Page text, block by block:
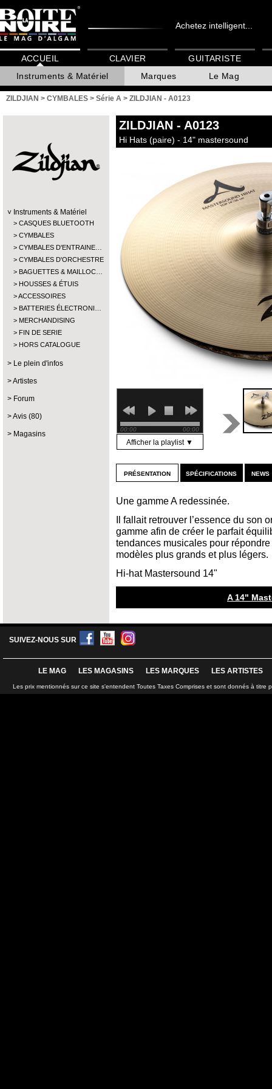
Achetez intelligent...
ACCUEIL
Instruments & Matériel
Marques Le Mag
CLAVIER GUITARISTE
ZILDJIAN > CYMBALES > Série A > ZILDJIAN - A0123
Instruments & Matériel
CASQUES BLUETOOTH
CYMBALES
CYMBALES D'ENTRAINE…
CYMBALES D'ORCHESTRE
BAGUETTES & MAILLOC…
HOUSSES & ÉTUIS
ACCESSOIRES
BATTERIES ÉLECTRONI…
MERCHANDISING
FIN DE SERIE
HORS CATALOGUE
Le plein d'infos
Artistes
Forum
Avis (80)
Magasins
ZILDJIAN - A0123
Hi Hats (paire) - 14" mastersound
00:00 00:00
Afficher la playlist ▼
présentation
Une gamme A redessinée.
Il fallait retrouver l’essence du son
gamme afin de créer le parfait
tendances musicales pour
modèles plus grands et plus légers.
Hi-hat Mastersound 14"
spécifications
A 14"
SUIVEZ-NOUS SUR
LE MAG LES MAGASINS LES MARQUES LES ARTISTES
Les prix mentionnés sur ce site s'entendent Toutes Taxes Comprises et sont donnés à